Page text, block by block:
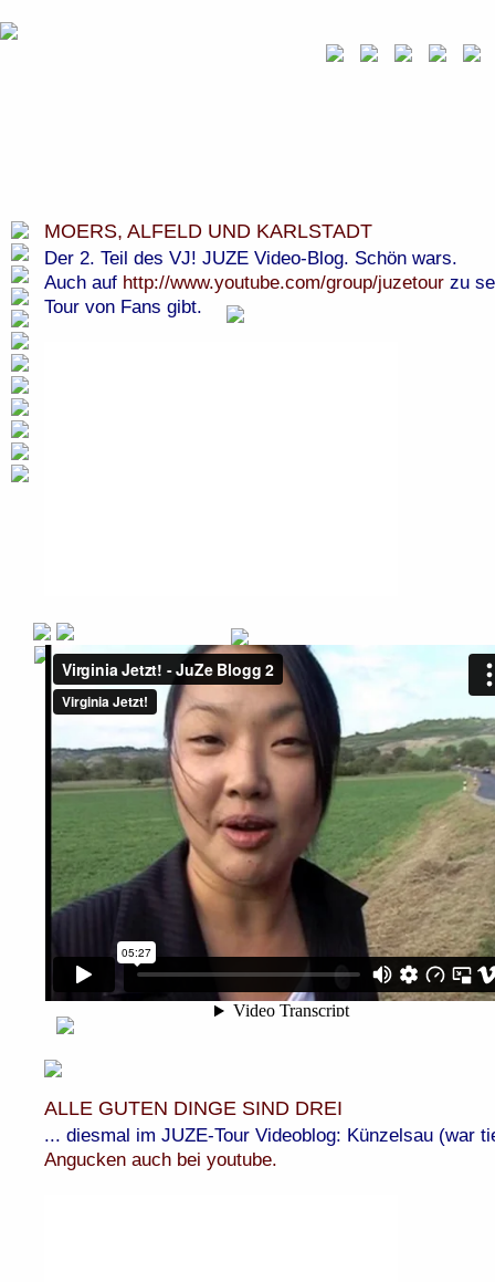
MOERS, ALFELD UND KARLSTADT
Der 2. Teil des VJ! JUZE Video-Blog. Schön wars.
Auch auf http://www.youtube.com/group/juzetour zu
Tour von Fans gibt.
ALLE GUTEN DINGE SIND DREI
... diesmal im JUZE-Tour Videoblog: Künzelsau (war
Angucken auch bei youtube.